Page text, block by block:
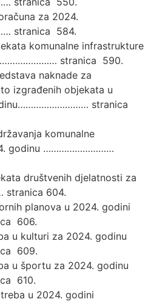
za 2024.
stranica 584.
komunalne infrastrukture
stranica 590.
naknade za
izgrađenih objekata u
stranica
komunalne
godinu ………………………
društvenih djelatnosti za
604.
planova u 2024. godini
606.
u kulturi za 2024. godinu
609.
u športu za 2024. godinu
610.
u 2024. godini